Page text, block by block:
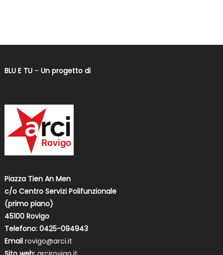
BLU E TU– Un progetto di
Piazza Tien An Men
c/o Centro Servizi Polifunzionale
(primo piano)
45100 Rovigo
Telefono: 0425-094943
Email rovigo@arci.it